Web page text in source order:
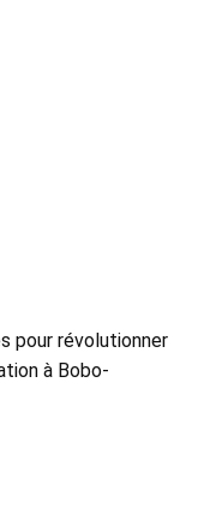
pour révolutionner
à Bobo-